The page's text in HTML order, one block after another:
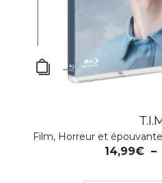
Film, Horreur et épouvante
14,99€ –